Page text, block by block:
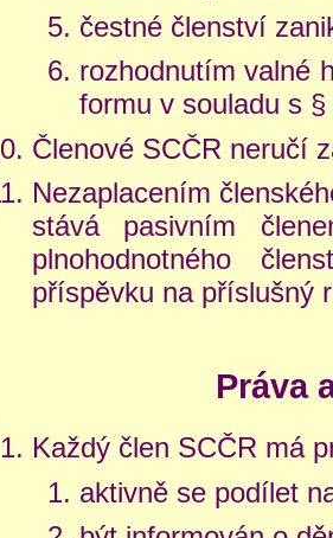
čestné členství
rozhodnutím valné
formu v souladu s
Členové SCČR neručí
Nezaplacením
stává pasivním
plnohodnotného
příspěvku na příslušný
Práva
Každý člen SCČR má
aktivně se podílet